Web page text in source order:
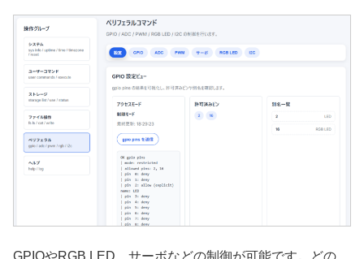
GPIOやRGB LED、サーボなどの制御が可能です。どの